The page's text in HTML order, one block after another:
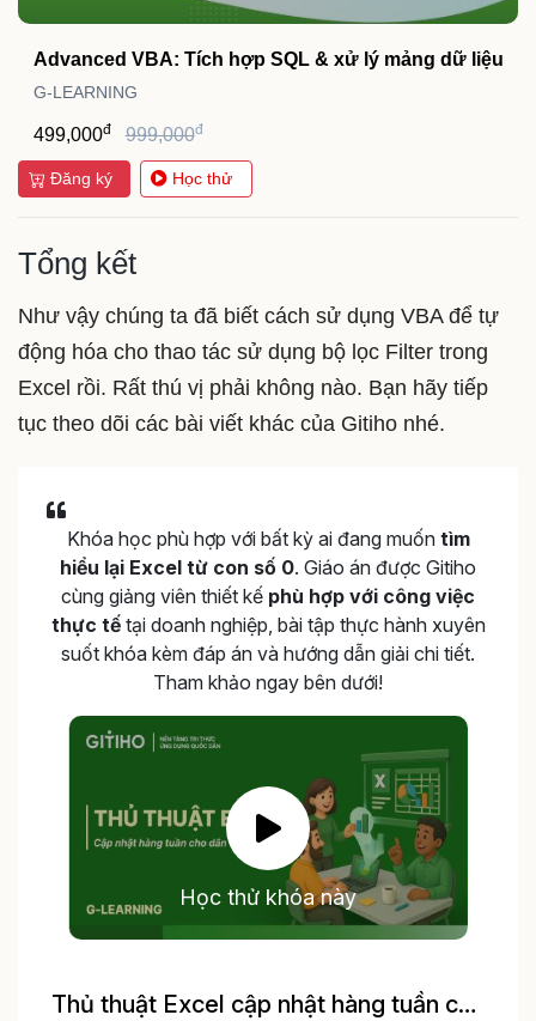
Advanced VBA: Tích hợp SQL & xử lý mảng dữ liệu
G-LEARNING
499,000đ 999,000đ
Đăng ký Học thử
Tổng kết
Như vậy chúng ta đã biết cách sử dụng VBA để tự
động hóa cho thao tác sử dụng bộ lọc Filter trong
Excel rồi. Rất thú vị phải không nào. Bạn hãy tiếp
tục theo dõi các bài viết khác của Gitiho nhé.
Khóa học phù hợp với bất kỳ ai đang muốn tìm
hiểu lại Excel từ con số 0. Giáo án được Gitiho
cùng giảng viên thiết kế phù hợp với công việc
thực tếtại doanh nghiệp, bài tập thực hành xuyên
suốt khóa kèm đáp án và hướng dẫn giải chi tiết.
Tham khảo ngay bên dưới!
Học thử khóa này
Thủ thuật Excel cập nhật hàng tuần cho